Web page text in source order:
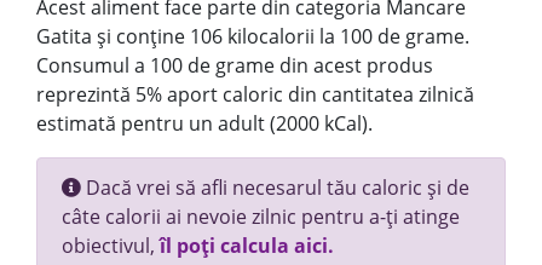
Acest aliment face parte din categoria Mancare
Gatita și conține 106 kilocalorii la 100 de grame.
Consumul a 100 de grame din acest produs
reprezintă 5% aport caloric din cantitatea zilnică
estimată pentru un adult (2000 kCal).
Dacă vrei să afli necesarul tău caloric și de
câte calorii ai nevoie zilnic pentru a-ți atinge
obiectivul,îl poți calcula aici.